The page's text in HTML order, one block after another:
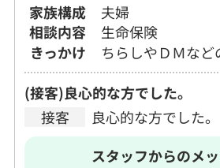
家族構成
夫婦
相談内容
生命保険
きっかけ
ちらしやＤＭなど
(接客)良心的な方でした。
接客
良心的な方でした。
スタッフからのメ